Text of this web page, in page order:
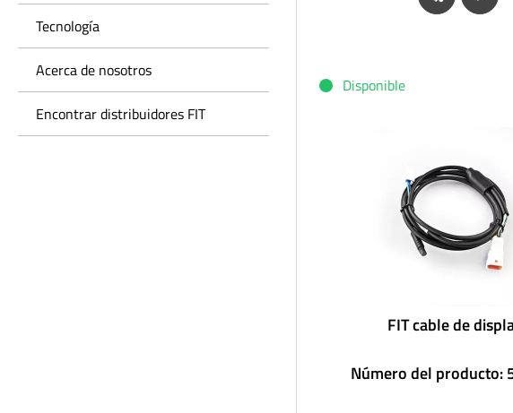
Tecnología
Acerca de nosotros
Encontrar distribuidores FIT
Disponible
FIT cable de
Número del producto: